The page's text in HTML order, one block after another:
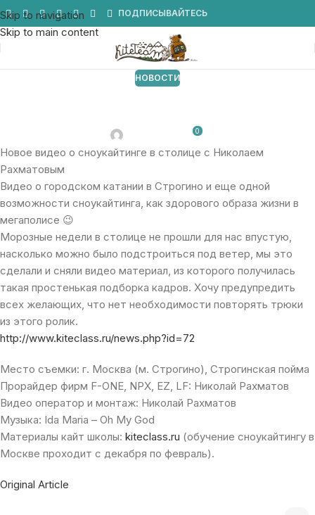
Skip to navigation
Skip to main content
ПОДПИСЫВАЙТЕСЬ
НОВОСТИ
0
Новое видео о сноукайтинге в столице с Николаем
Рахматовым
Видео о городском катании в Строгино и еще одной
возможности сноукайтинга, как здорового образа жизни в
мегаполисе 😉
Морозные недели в столице не прошли для нас впустую,
насколько можно было подстроиться под ветер, мы это
сделали и сняли видео материал, из которого получилась
такая простенькая подборка кадров. Хочу предупредить
всех желающих, что нет необходимости повторять трюки
из этого ролик.
http://www.kiteclass.ru/news.php?id=72
Место съемки: г. Москва (м. Строгино), Строгинская пойма
Прорайдер фирм F-ONE, NPX, EZ, LF: Николай Рахматов
Видео оператор и монтаж: Николай Рахматов
Музыка: Ida Maria – Oh My God
Материалы кайт школы: kiteclass.ru (обучение сноукайтингу в
Москве проходит с декабря по февраль).
Original Article